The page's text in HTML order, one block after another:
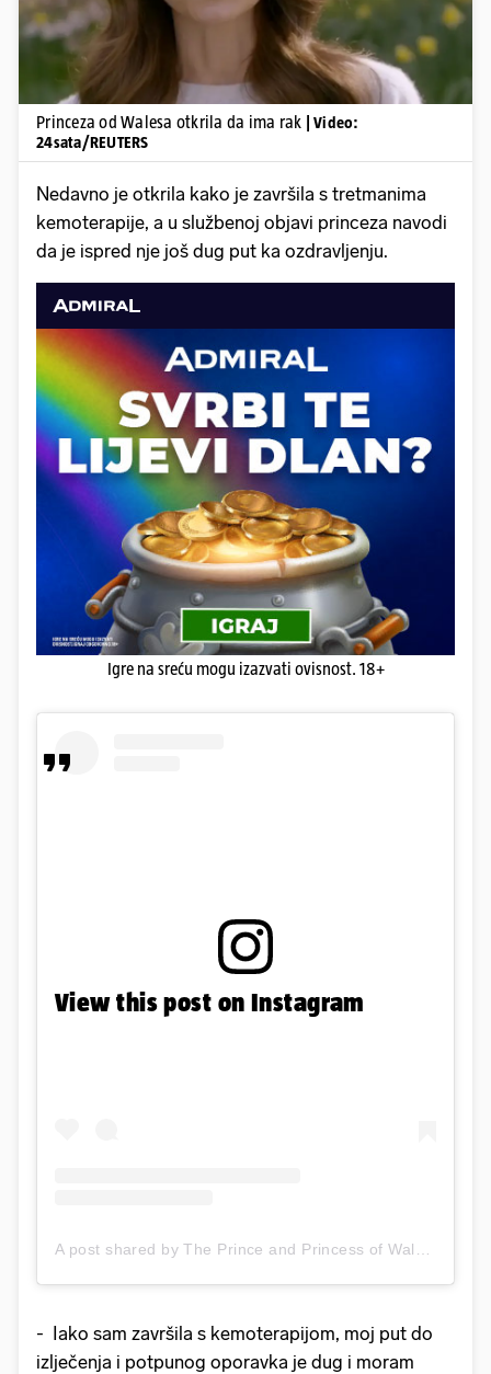
Princeza od Walesa otkrila da ima rak
| Video:
24sata/REUTERS
Nedavno je otkrila kako je završila s tretmanima
kemoterapije, a u službenoj objavi princeza navodi
da je ispred nje još dug put ka ozdravljenju.
Igre na sreću mogu izazvati ovisnost. 18+
View this post on Instagram
- Iako sam završila s kemoterapijom, moj put do
izlječenja i potpunog oporavka je dug i moram